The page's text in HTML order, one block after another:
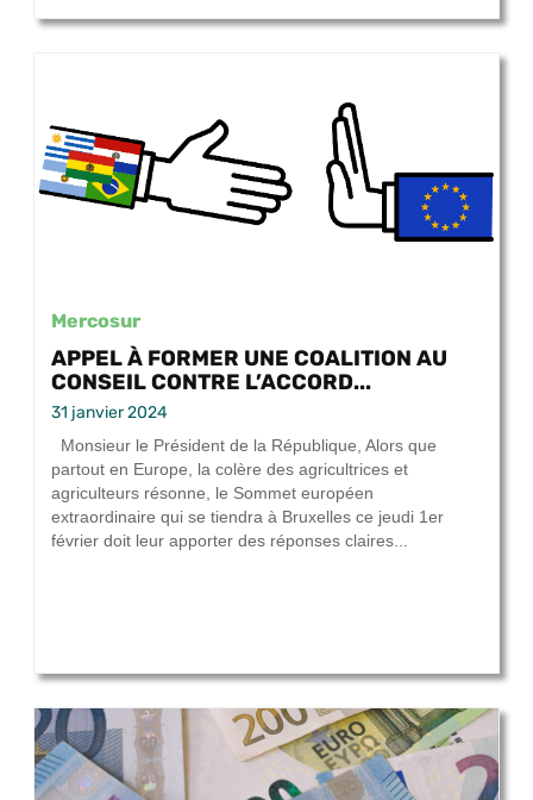
Mercosur
APPEL À FORMER UNE COALITION AU
CONSEIL CONTRE L’ACCORD...
31 janvier 2024
Monsieur le Président de la République, Alors que
partout en Europe, la colère des agricultrices et
agriculteurs résonne, le Sommet européen
extraordinaire qui se tiendra à Bruxelles ce jeudi 1er
février doit leur apporter des réponses claires...